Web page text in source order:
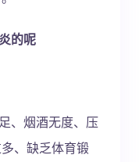
的呢
、烟酒无度、压
、缺乏体育锻